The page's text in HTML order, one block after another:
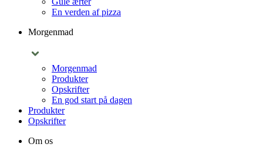
En verden af pizza
Morgenmad
Morgenmad
Produkter
Opskrifter
En god start på dagen
Produkter
Opskrifter
Om os